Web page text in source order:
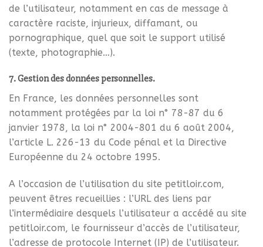
de l’utilisateur, notamment en cas de message à
caractère raciste, injurieux, diffamant, ou
pornographique, quel que soit le support utilisé
(texte, photographie…).
7. Gestion des données personnelles.
En France, les données personnelles sont
notamment protégées par la loi n° 78-87 du 6
janvier 1978, la loi n° 2004-801 du 6 août 2004,
l’article L. 226-13 du Code pénal et la Directive
Européenne du 24 octobre 1995.
A l’occasion de l’utilisation du site petitloir.com,
peuvent êtres recueillies : l’URL des liens par
l’intermédiaire desquels l’utilisateur a accédé au site
petitloir.com, le fournisseur d’accès de l’utilisateur,
l’adresse de protocole Internet (IP) de l’utilisateur.